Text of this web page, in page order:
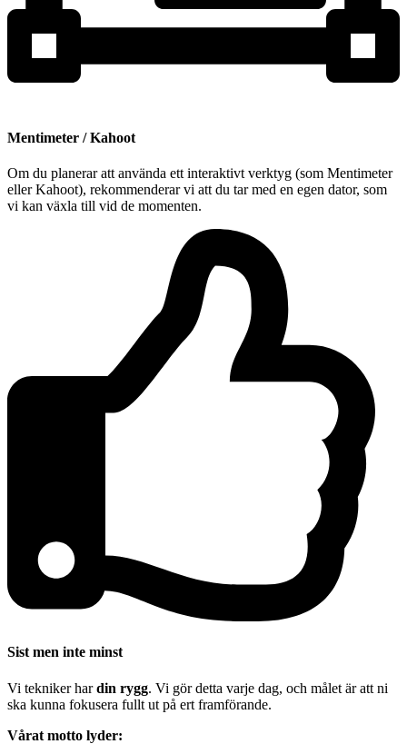
Mentimeter / Kahoot
Om du planerar att använda ett interaktivt verktyg (som Mentimeter
eller Kahoot), rekommenderar vi att du tar med en egen dator, som
vi kan växla till vid de momenten.
Sist men inte minst
Vi tekniker hardin rygg. Vi gör detta varje dag, och målet är att ni
ska kunna fokusera fullt ut på ert framförande.
Vårat motto lyder: